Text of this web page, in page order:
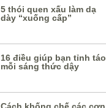
5 thói quen xấu làm dạ
dày “xuống cấp”
16 điều giúp bạn tỉnh táo
mỗi sáng thức dậy